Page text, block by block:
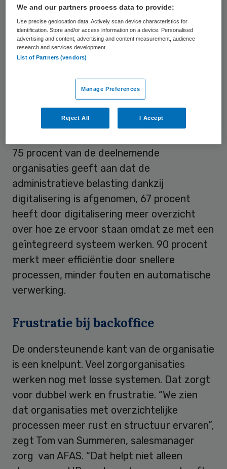
AFAS. Het onderzoek is uitgevoerd door
Markteffect, in opdracht van AFAS
Software. In dit rapport deelt AFAS de
ervaringen van zorgklanten die met
geïntegreerde software werken.
Administratieve belasting
afgenomen
75 procent van de deelnemende
organisaties geeft aan dat de
administratieve belasting dankzij
digitalisering is afgenomen, 67 procent
heeft door digitalisering meer overzicht
over hoe ze ervoor staan omdat ze met een
geïntegreerd systeem werken. 90 procent
merkt meer efficiëntie door snellere
processen, minder fouten en automatische
verwerking.
Frustratie bij backoffice
De ondersteunende kant van de organisatie
is een knelpunt. Veel zorgorganisaties
werken nog met losse systemen. Dat zorgt
voor dubbel werk en frustratie. “We zien
dat organisaties met overzichtelijke
processen meer rust en structuur ervaren”,
zegt Tom van Summeren, salesmanager
zorg van AFAS. “Dat helpt niet alleen
We and our partners process data to provide:
Use precise geolocation data. Actively scan device characteristics for
identification. Store and/or access information on a device. Personalised
advertising and content, advertising and content measurement, audience
research and services development.
List of Partners (vendors)
Manage Preferences
Reject All I Accept